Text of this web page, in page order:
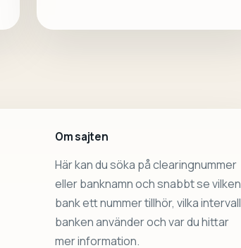
Om sajten
Här kan du söka på clearingnummer
eller banknamn och snabbt se vilken
bank ett nummer tillhör, vilka intervall
banken använder och var du hittar
mer information.